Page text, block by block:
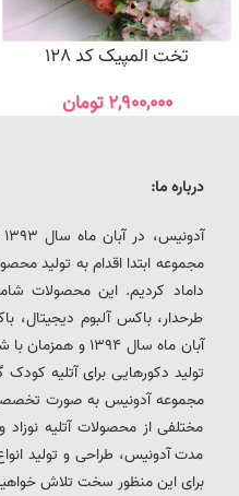
تخت المپیک کد 128
۲,۹۰۰,۰۰۰ تومان
درباره ما:
مجموعه ابتدا اقدام به تولید
داماد کردیم. این محصولات
طرحدار، باکس آلبوم دیجیتال،
آبان ماه سال
تولید دکورهایی برای آتلیه
مجموعه آدونیس به صورت
مختلفی از محصولات آتلیه
مدت آدونیس، طراحی و تولید
برای این منظور سخت تلاش